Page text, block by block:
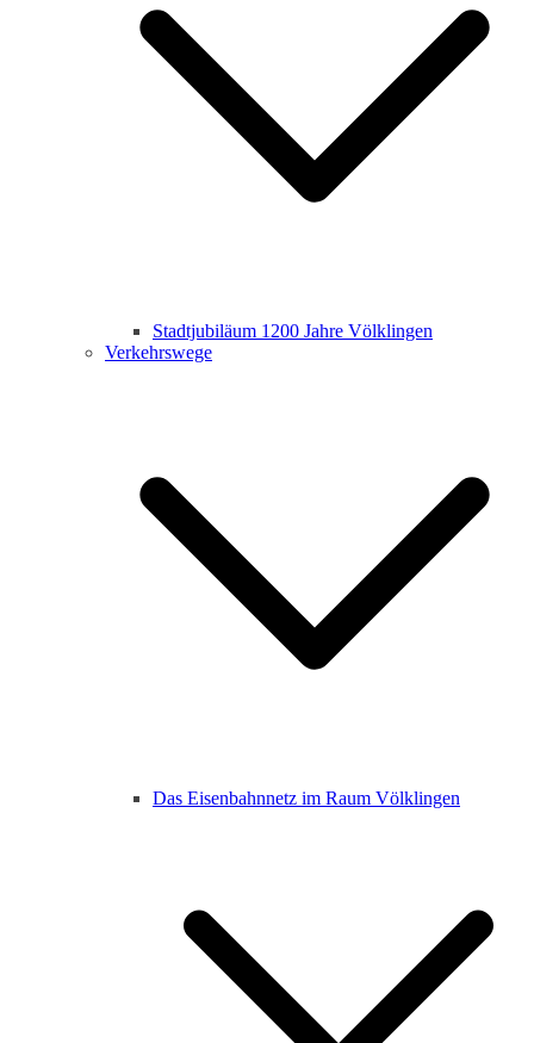
Stadtjubiläum 1200 Jahre Völklingen
Verkehrswege
Das Eisenbahnnetz im Raum Völklingen